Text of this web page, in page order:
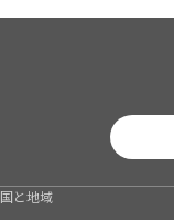
国と地域